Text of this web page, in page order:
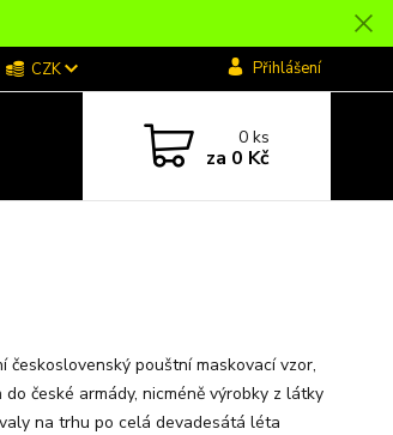
CZK Přihlášení
0ks
za 0 Kč
československý pouštní maskovací vzor,
české armády, nicméně výrobky z látky
na trhu po celá devadesátá léta